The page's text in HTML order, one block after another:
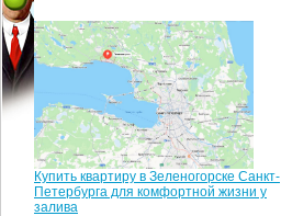
Купить квартиру в Зеленогорске Санкт-
Петербурга для комфортной жизни у
залива